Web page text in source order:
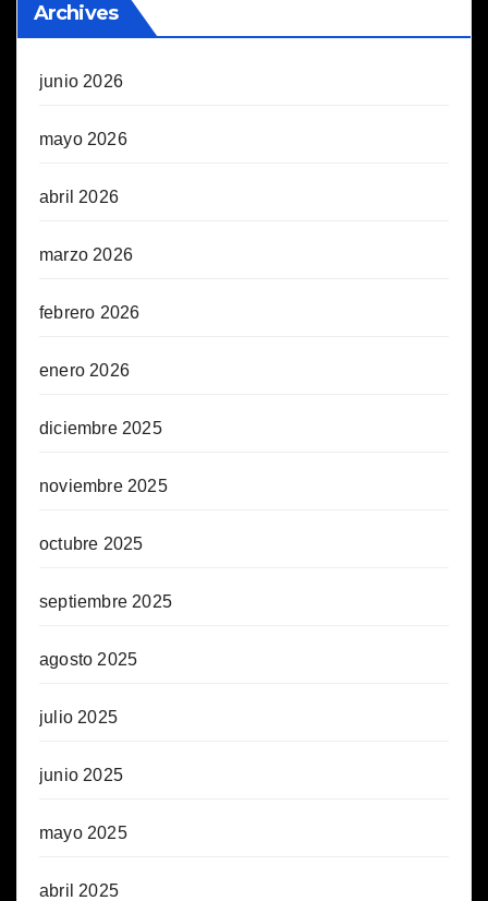
Archives
junio 2026
mayo 2026
abril 2026
marzo 2026
febrero 2026
enero 2026
diciembre 2025
noviembre 2025
octubre 2025
septiembre 2025
agosto 2025
julio 2025
junio 2025
mayo 2025
abril 2025